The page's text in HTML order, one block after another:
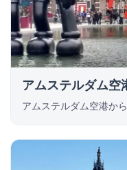
アムステルダム空
アムステルダム空港か